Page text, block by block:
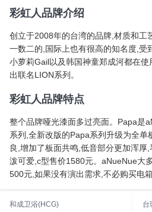
彩虹人品牌介绍
创立于2008年的台湾的品牌,材质和工
一数二的,国际上也有很高的知名度,受
小萝莉Gail以及韩国神童郑成河都在
出联名LION系列。
彩虹人品牌特点
整个品牌哑光漆面多过亮面。Papa是
系列,全新改版的Papa系列升级为全单
良,增加了板面共鸣,低音部分更加浑厚
泼可爱,c型售价1580元。aNueNue大
500元,如果没有演出需求,不必购买电箱
和成卫浴(HCG) 台